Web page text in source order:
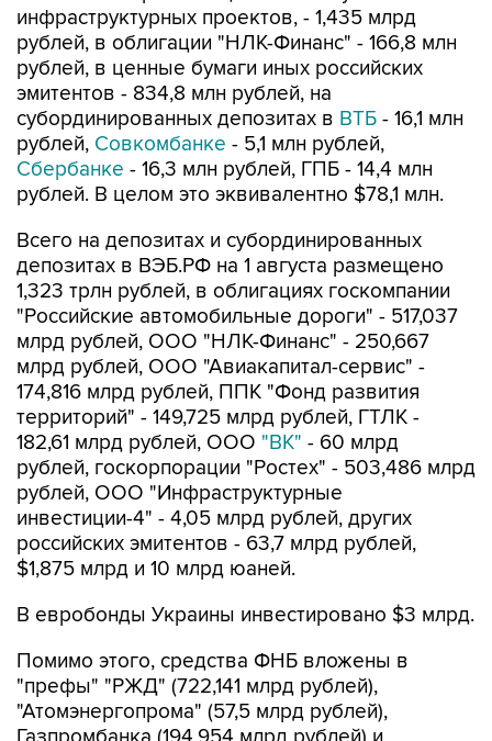
инфраструктурных проектов, - 1,435 млрд
рублей, в облигации "НЛК-Финанс" - 166,8 млн
рублей, в ценные бумаги иных российских
эмитентов - 834,8 млн рублей, на
субординированных депозитах в ВТБ - 16,1 млн
рублей, Совкомбанке - 5,1 млн рублей,
Сбербанке - 16,3 млн рублей, ГПБ - 14,4 млн
рублей. В целом это эквивалентно $78,1 млн.
Всего на депозитах и субординированных
депозитах в ВЭБ.РФ на 1 августа размещено
1,323 трлн рублей, в облигациях госкомпании
"Российские автомобильные дороги" - 517,037
млрд рублей, ООО "НЛК-Финанс" - 250,667
млрд рублей, ООО "Авиакапитал-сервис" -
174,816 млрд рублей, ППК "Фонд развития
территорий" - 149,725 млрд рублей, ГТЛК -
182,61 млрд рублей, ООО "ВК" - 60 млрд
рублей, госкорпорации "Ростех" - 503,486 млрд
рублей, ООО "Инфраструктурные
инвестиции-4" - 4,05 млрд рублей, других
российских эмитентов - 63,7 млрд рублей,
$1,875 млрд и 10 млрд юаней.
В евробонды Украины инвестировано $3 млрд.
Помимо этого, средства ФНБ вложены в
"префы" "РЖД" (722,141 млрд рублей),
"Атомэнергопрома" (57,5 млрд рублей),